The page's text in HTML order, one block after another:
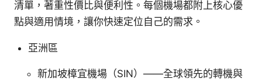
清單，著重性價比與便利性。每個機場都附上核心優
點與適用情境，讓你快速定位自己的需求。
亞洲區
新加坡樟宜機場（SIN）——全球領先的轉機與